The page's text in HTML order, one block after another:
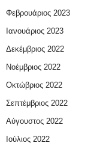
Φεβρουάριος 2023
Ιανουάριος 2023
Δεκέμβριος 2022
Νοέμβριος 2022
Οκτώβριος 2022
Σεπτέμβριος 2022
Αύγουστος 2022
Ιούλιος 2022